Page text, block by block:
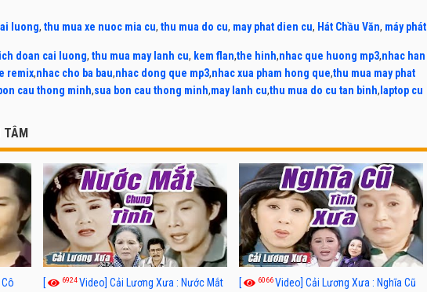
luong, thu mua xe nuoc mia cu, thu mua do cu, may phat dien cu, Hát Chầu Văn, máy phát
doan cai luong, thu mua may lanh cu, kem flan,the hinh,nhac que huong mp3,nhac han
remix,nhac cho ba bau,nhac dong que mp3,nhac xua pham hong que,thu mua may phat
cau thong minh,sua bon cau thong minh,may lanh cu,thu mua do cu tan binh, laptop cu
TÂM
[ 6924Video] Cải Lương Xưa : Nước Mắt
[ 6066Video] Cải Lương Xưa : Nghĩa Cũ